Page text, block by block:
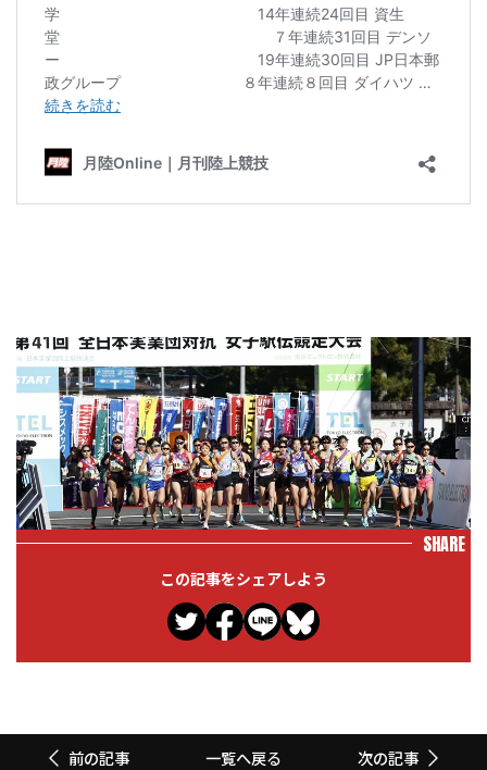
SHARE
この記事をシェアしよう
前の記事 一覧へ戻る 次の記事